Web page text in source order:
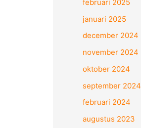
februari 2025
januari 2025
december 2024
november 2024
oktober 2024
september 2024
februari 2024
augustus 2023